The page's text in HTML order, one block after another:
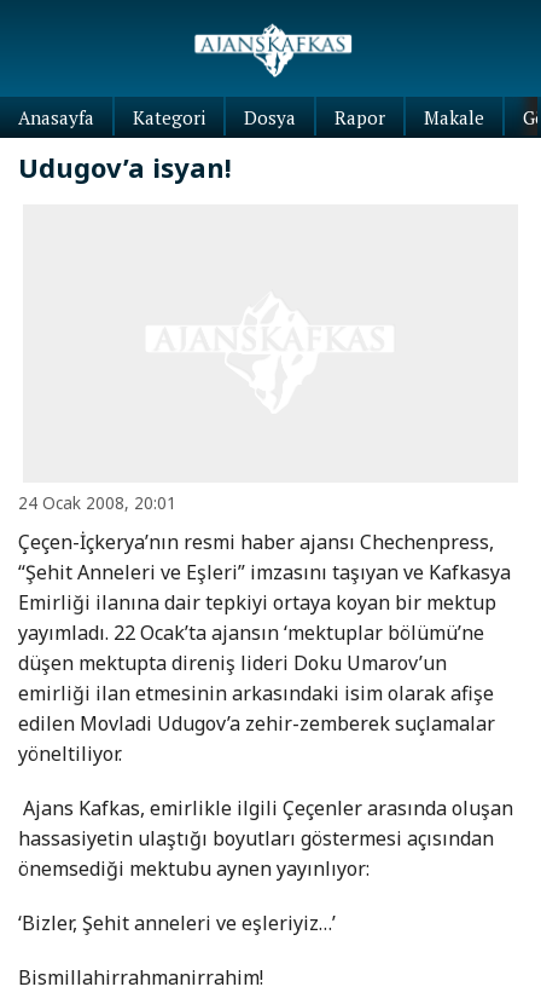
Anasayfa Kategori Dosya Rapor Makale
Udugov’a isyan!
24 Ocak 2008, 20:01
Çeçen-İçkerya’nın resmi haber ajansı Chechenpress,
“Şehit Anneleri ve Eşleri” imzasını taşıyan ve Kafkasya
Emirliği ilanına dair tepkiyi ortaya koyan bir mektup
yayımladı. 22 Ocak’ta ajansın ‘mektuplar bölümü’ne
düşen mektupta direniş lideri Doku Umarov’un
emirliği ilan etmesinin arkasındaki isim olarak afişe
edilen Movladi Udugov’a zehir-zemberek suçlamalar
yöneltiliyor.
Ajans Kafkas, emirlikle ilgili Çeçenler arasında oluşan
hassasiyetin ulaştığı boyutları göstermesi açısından
önemsediği mektubu aynen yayınlıyor:
‘Bizler, Şehit anneleri ve eşleriyiz…’
Bismillahirrahmanirrahim!